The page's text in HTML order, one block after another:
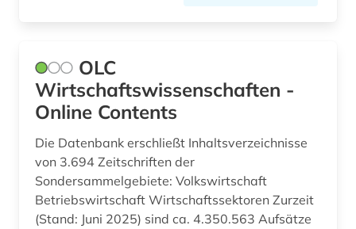
OLC
Wirtschaftswissenschaften -
Online Contents
Die Datenbank erschließt Inhaltsverzeichnisse
von 3.694 Zeitschriften der
Sondersammelgebiete: Volkswirtschaft
Betriebswirtschaft Wirtschaftssektoren Zurzeit
(Stand: Juni 2025) sind ca. 4.350.563 Aufsätze